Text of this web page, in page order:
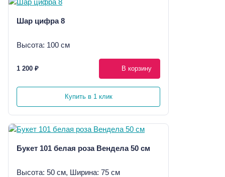
Шар цифра 8
Высота: 100 см
1 200 ₽ В корзину
Купить в 1 клик
Букет 101 белая роза Вендела 50 см
Высота: 50 см, Ширина: 75 см